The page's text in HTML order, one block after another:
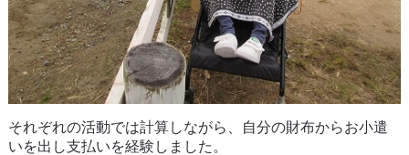
それぞれの活動では計算しながら、自分の財布からお小遣
いを出し支払いを経験しました。